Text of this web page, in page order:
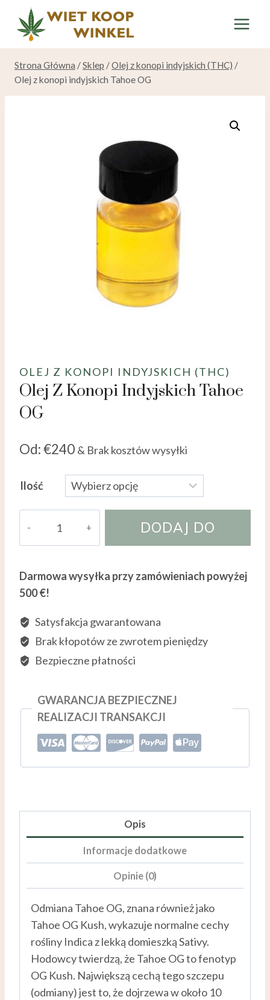
Przeskocz
Strona Główna /Sklep /Olej z konopi indyjskich (THC) /
Olej z konopi indyjskich Tahoe OG
OLEJ Z KONOPI INDYJSKICH (THC)
Olej Z Konopi Indyjskich Tahoe
OG
Od:€240 & Brak kosztów wysyłki
Ilość
Cannabis
Oil
DODAJ DO
Darmowa wysyłka przy zamówieniach powyżej
500 €!
Satysfakcja gwarantowana
Brak kłopotów ze zwrotem pieniędzy
Bezpieczne płatności
GWARANCJA BEZPIECZNEJ
REALIZACJI TRANSAKCJI
Opis
Informacje dodatkowe
Opinie (0)
Odmiana Tahoe OG, znana również jako
Tahoe OG Kush, wykazuje normalne cechy
rośliny Indica z lekką domieszką Sativy.
Hodowcy twierdzą, że Tahoe OG to fenotyp
OG Kush. Największą cechą tego szczepu
(odmiany) jest to, że dojrzewa w około 10